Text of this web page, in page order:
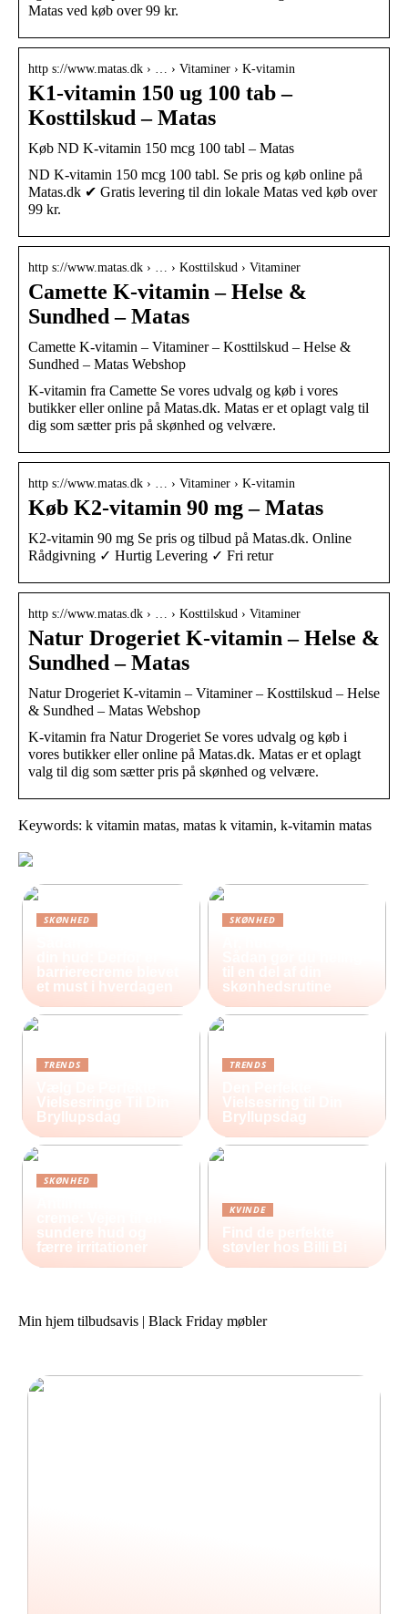
Matas ved køb over 99 kr.
http s://www.matas.dk › … › Vitaminer › K-vitamin
K1-vitamin 150 ug 100 tab –
Kosttilskud – Matas
Køb ND K-vitamin 150 mcg 100 tabl – Matas
ND K-vitamin 150 mcg 100 tabl. Se pris og køb online på
Matas.dk ✔ Gratis levering til din lokale Matas ved køb over
99 kr.
http s://www.matas.dk › … › Kosttilskud › Vitaminer
Camette K-vitamin – Helse &
Sundhed – Matas
Camette K-vitamin – Vitaminer – Kosttilskud – Helse &
Sundhed – Matas Webshop
K-vitamin fra Camette Se vores udvalg og køb i vores
butikker eller online på Matas.dk. Matas er et oplagt valg til
dig som sætter pris på skønhed og velvære.
http s://www.matas.dk › … › Vitaminer › K-vitamin
Køb K2-vitamin 90 mg – Matas
K2-vitamin 90 mg Se pris og tilbud på Matas.dk. Online
Rådgivning ✓ Hurtig Levering ✓ Fri retur
http s://www.matas.dk › … › Kosttilskud › Vitaminer
Natur Drogeriet K-vitamin – Helse &
Sundhed – Matas
Natur Drogeriet K-vitamin – Vitaminer – Kosttilskud – Helse
& Sundhed – Matas Webshop
K-vitamin fra Natur Drogeriet Se vores udvalg og køb i
vores butikker eller online på Matas.dk. Matas er et oplagt
valg til dig som sætter pris på skønhed og velvære.
Keywords: k vitamin matas, matas k vitamin, k-vitamin matas
SKØNHED
barrierecreme blevet
et must i hverdagen
SKØNHED
til en del af din
skønhedsrutine
TRENDS
Vielsesringe Til Din
Bryllupsdag
TRENDS
Vielsesring til Din
Bryllupsdag
SKØNHED
sundere hud og
færre irritationer
KVINDE
Find de perfekte
støvler hos Billi Bi
Min hjem tilbudsavis | Black Friday møbler